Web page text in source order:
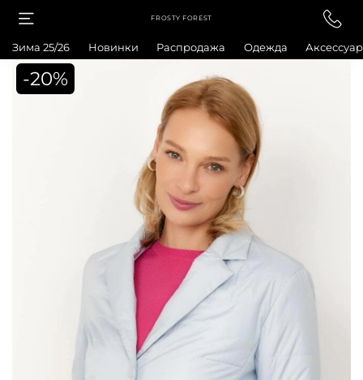
FROSTY FOREST
Зима 25/26 Новинки Распродажа Одежда
-20%